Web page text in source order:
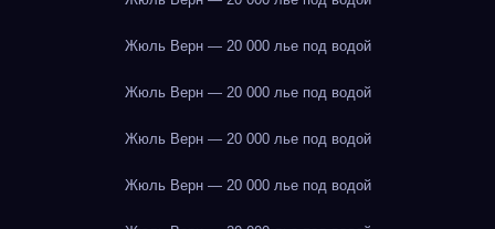
Жюль Верн — 20 000 лье под водой
Жюль Верн — 20 000 лье под водой
Жюль Верн — 20 000 лье под водой
Жюль Верн — 20 000 лье под водой